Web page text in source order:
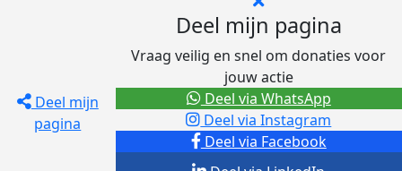
Deel mijn
pagina
Deel mijn pagina
Vraag veilig en snel om donaties voor
jouw actie
Deel via Facebook
Deel via Instagram
Deel via WhatsApp